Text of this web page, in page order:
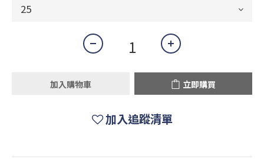
加入購物車 立即購買
加入追蹤清單